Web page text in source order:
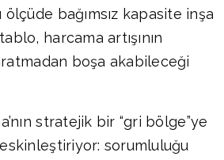
ölçüde bağımsız kapasite inşa
harcama artışının
boşa akabileceği
stratejik bir “gri bölge”ye
sorumluluğu